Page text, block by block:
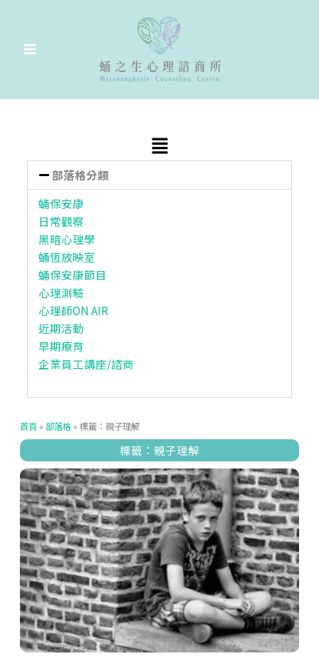
容
Main
部落格分類
蛹保安康
日常觀察
黑暗心理學
蛹恆放映室
蛹保安康節目
心理測驗
心理師ON AIR
近期活動
早期療育
企業員工講座/諮商
首頁 »部落格 »標籤：親子理解
標籤：親子理解